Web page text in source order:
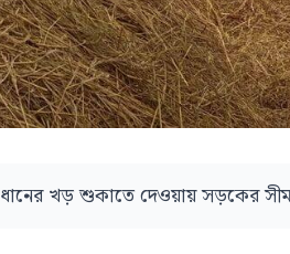
ধানের খড় শুকাতে দেওয়ায় সড়কের